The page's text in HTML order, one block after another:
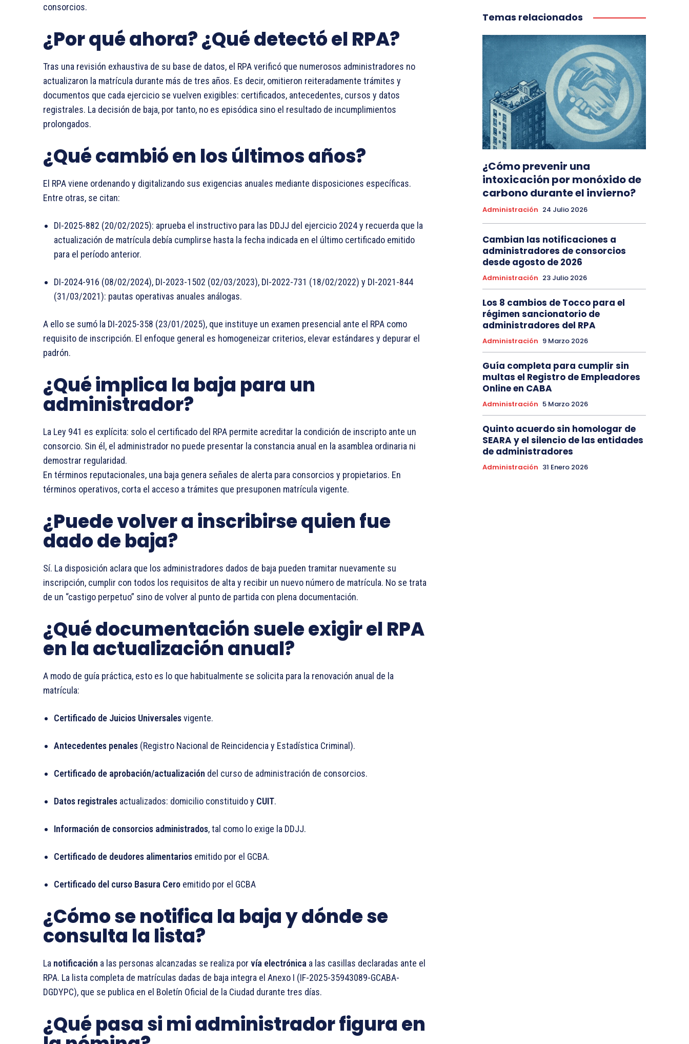
consorcios.
¿Por qué ahora? ¿Qué detectó el RPA?
Tras una revisión exhaustiva de su base de datos, el RPA verificó que numerosos administradores no
actualizaron la matrícula durante más de tres años. Es decir, omitieron reiteradamente trámites y
documentos que cada ejercicio se vuelven exigibles: certificados, antecedentes, cursos y datos
registrales. La decisión de baja, por tanto, no es episódica sino el resultado de incumplimientos
prolongados.
¿Qué cambió en los últimos años?
El RPA viene ordenando y digitalizando sus exigencias anuales mediante disposiciones específicas.
Entre otras, se citan:
DI-2025-882 (20/02/2025): aprueba el instructivo para las DDJJ del ejercicio 2024 y recuerda que la
actualización de matrícula debía cumplirse hasta la fecha indicada en el último certificado emitido
para el período anterior.
DI-2024-916 (08/02/2024), DI-2023-1502 (02/03/2023), DI-2022-731 (18/02/2022) y DI-2021-844
(31/03/2021): pautas operativas anuales análogas.
A ello se sumó la DI-2025-358 (23/01/2025), que instituye un examen presencial ante el RPA como
requisito de inscripción. El enfoque general es homogeneizar criterios, elevar estándares y depurar el
padrón.
¿Qué implica la baja para un
administrador?
La Ley 941 es explícita: solo el certificado del RPA permite acreditar la condición de inscripto ante un
consorcio. Sin él, el administrador no puede presentar la constancia anual en la asamblea ordinaria ni
demostrar regularidad.
En términos reputacionales, una baja genera señales de alerta para consorcios y propietarios. En
términos operativos, corta el acceso a trámites que presuponen matrícula vigente.
¿Puede volver a inscribirse quien fue
dado de baja?
Sí. La disposición aclara que los administradores dados de baja pueden tramitar nuevamente su
inscripción, cumplir con todos los requisitos de alta y recibir un nuevo número de matrícula. No se trata
de un “castigo perpetuo” sino de volver al punto de partida con plena documentación.
¿Qué documentación suele exigir el RPA
en la actualización anual?
A modo de guía práctica, esto es lo que habitualmente se solicita para la renovación anual de la
matrícula:
Certificado de Juicios Universalesvigente.
Antecedentes penales (Registro Nacional de Reincidencia y Estadística Criminal).
Certificado de aprobación/actualización del curso de administración de consorcios.
Datos registrales actualizados: domicilio constituido y CUIT.
Información de consorcios administrados, tal como lo exige la DDJJ.
Certificado de deudores alimentarios emitido por el GCBA.
Certificado del curso Basura Cero emitido por el GCBA
¿Cómo se notifica la baja y dónde se
consulta la lista?
La notificación a las personas alcanzadas se realiza por vía electrónica a las casillas declaradas ante el
RPA. La lista completa de matrículas dadas de baja integra el Anexo I (IF-2025-35943089-GCABA-
DGDYPC), que se publica en el Boletín Oficial de la Ciudad durante tres días.
¿Qué pasa si mi administrador figura en
Temas relacionados
¿Cómo prevenir una
intoxicación por monóxido de
carbono durante el invierno?
Administración 24 Julio 2026
Cambian las notificaciones a
administradores de consorcios
desde agosto de 2026
Administración 23 Julio 2026
Los 8 cambios de Tocco para el
régimen sancionatorio de
administradores del RPA
Administración 9 Marzo 2026
Guía completa para cumplir sin
multas el Registro de Empleadores
Online en CABA
Administración 5 Marzo 2026
Quinto acuerdo sin homologar de
SEARA y el silencio de las entidades
de administradores
Administración 31 Enero 2026